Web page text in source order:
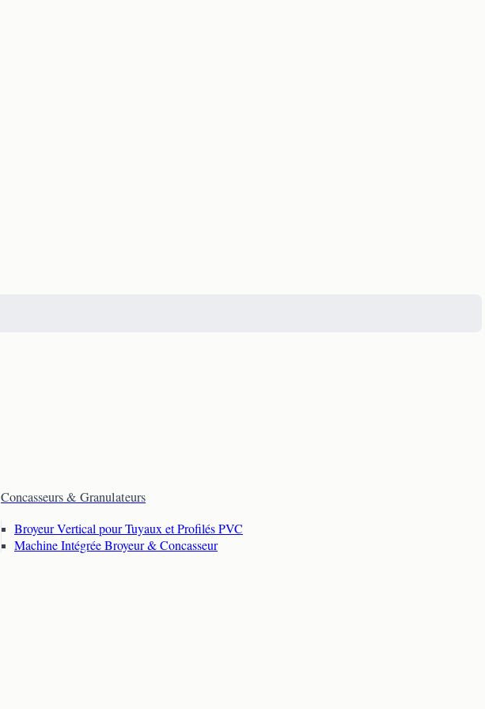
Concasseurs & Granulateurs
Broyeur Vertical pour Tuyaux et Profilés PVC
Machine Intégrée Broyeur & Concasseur